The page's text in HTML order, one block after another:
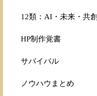
12類：AI・未来・共創
HP制作覚書
サバイバル
ノウハウまとめ